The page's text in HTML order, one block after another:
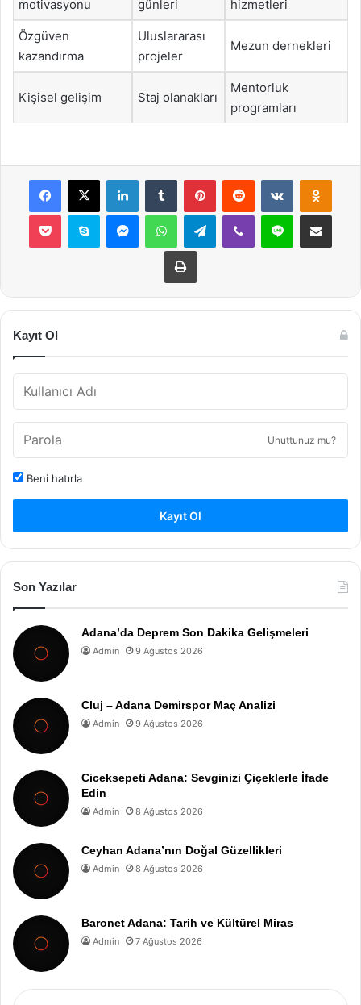
motivasyonu
günleri
hizmetleri
Özgüven
kazandırma
Uluslararası
projeler
Mezun dernekleri
Kişisel gelişim Staj olanakları
Mentorluk
programları
Facebook
X LinkedInTumblr PinterestReddit VKontakte
Pocket Skype MessengerWhatsAppTelegramViber Line E-Posta ile
Yazdır
Kayıt Ol
Unuttunuz mu?
Beni hatırla
Kayıt Ol
Son Yazılar
Adana’da Deprem Son Dakika Gelişmeleri
Admin 9 Ağustos 2026
Cluj – Adana Demirspor Maç Analizi
Admin 9 Ağustos 2026
Ciceksepeti Adana: Sevginizi Çiçeklerle İfade
Edin
Admin 8 Ağustos 2026
Ceyhan Adana’nın Doğal Güzellikleri
Admin 8 Ağustos 2026
Baronet Adana: Tarih ve Kültürel Miras
Admin 7 Ağustos 2026